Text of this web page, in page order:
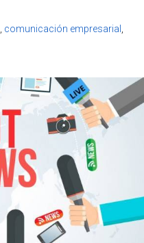
comunicación empresarial